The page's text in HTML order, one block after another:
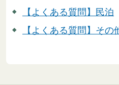
【よくある質問】民泊
【よくある質問】その